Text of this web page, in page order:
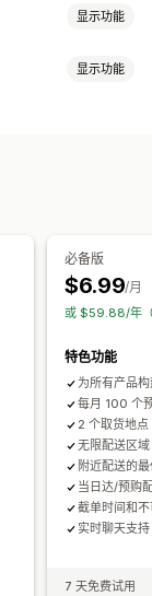
显示功能
显示功能
必备版
$6.99/月
或 $59.88/年
特色功能
为所有产品
每月 100 个
2 个取货地点
无限配送区域
附近配送的
当日达/预购
截单时间和
实时聊天支持
7 天免费试用